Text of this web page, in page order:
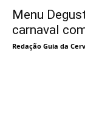
Menu
carnaval
Redação Guia da